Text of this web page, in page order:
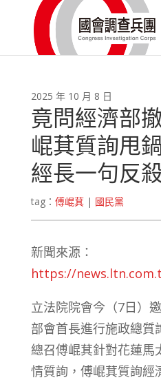
2025 年 10 月 8 日
竟問經濟部
崐萁質詢甩
經長一句反
tag： 傅崐萁| 國民黨
新聞來源：
https://
立法院院會今（7日）
部會首長進行施政總質
總召傅崐萁針對花蓮馬
情質詢，傅崐萁質詢經